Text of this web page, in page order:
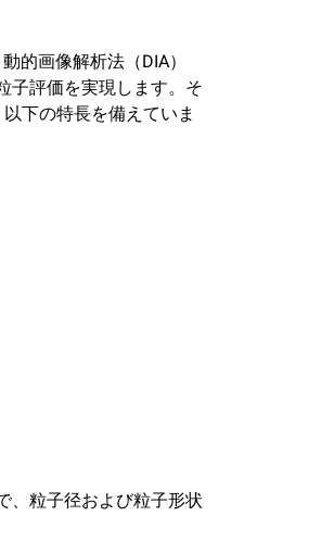
的画像解析法（DIA）
子評価を実現します。そ
下の特長を備えていま
、粒子径および粒子形状